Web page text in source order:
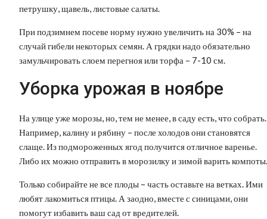
петрушку, щавель, листовые салаты.
При подзимнем посеве норму нужно увеличить на 30% – на
случай гибели некоторых семян. А грядки надо обязательно
замульчировать слоем перегноя или торфа – 7-10 см.
Уборка урожая в ноябре
На улице уже морозы, но, тем не менее, в саду есть, что собрать.
Например, калину и рябину – после холодов они становятся
слаще. Из подмороженных ягод получится отличное варенье.
Либо их можно отправить в морозилку и зимой варить компоты.
Только собирайте не все плоды – часть оставьте на ветках. Ими
любят лакомиться птицы. А заодно, вместе с синицами, они
помогут избавить ваш сад от вредителей.